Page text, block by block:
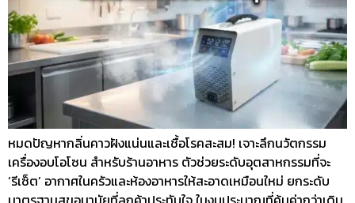
หมดปัญหากลิ่นคาวฝังแน่นและเชื้อโรคสะสม! เจาะลึกนวัตกรรม
เครื่องอบโอโซน สำหรับร้านอาหาร ตัวช่วยระดับอุตสาหกรรมที่จะ
‘รีเซ็ต’ อากาศในครัวและห้องอาหารให้สะอาดเหมือนใหม่ ยกระดับ